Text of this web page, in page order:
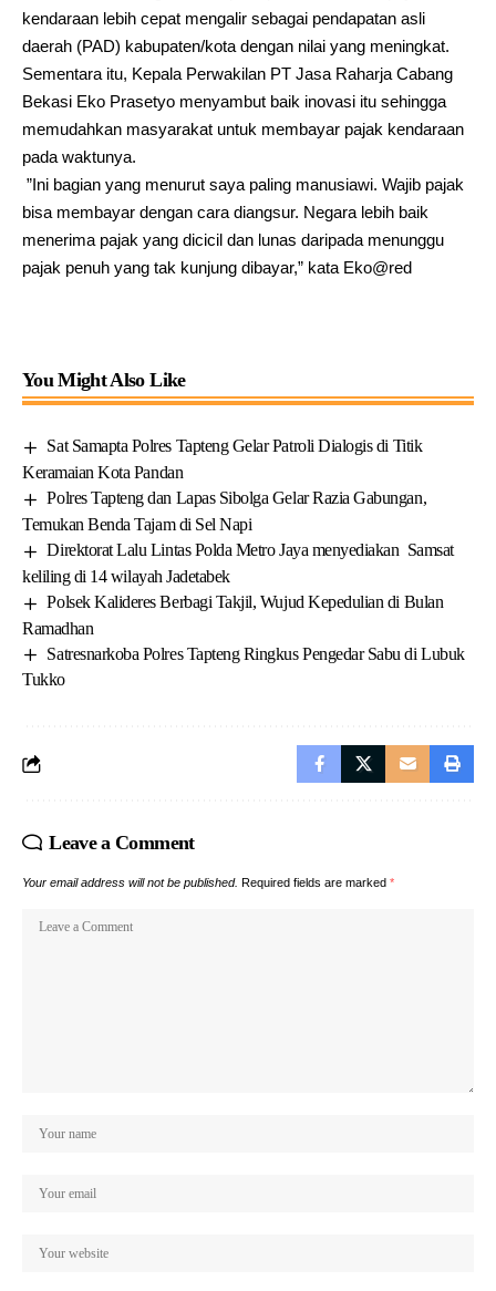
kendaraan lebih cepat mengalir sebagai pendapatan asli
daerah (PAD) kabupaten/kota dengan nilai yang meningkat.
Sementara itu, Kepala Perwakilan PT Jasa Raharja Cabang
Bekasi Eko Prasetyo menyambut baik inovasi itu sehingga
memudahkan masyarakat untuk membayar pajak kendaraan
pada waktunya.
”Ini bagian yang menurut saya paling manusiawi. Wajib pajak
bisa membayar dengan cara diangsur. Negara lebih baik
menerima pajak yang dicicil dan lunas daripada menunggu
pajak penuh yang tak kunjung dibayar,” kata Eko@red
You Might Also Like
Sat Samapta Polres Tapteng Gelar Patroli Dialogis di Titik
Keramaian Kota Pandan
Polres Tapteng dan Lapas Sibolga Gelar Razia Gabungan,
Temukan Benda Tajam di Sel Napi
Direktorat Lalu Lintas Polda Metro Jaya menyediakan Samsat
keliling di 14 wilayah Jadetabek
Polsek Kalideres Berbagi Takjil, Wujud Kepedulian di Bulan
Ramadhan
Satresnarkoba Polres Tapteng Ringkus Pengedar Sabu di Lubuk
Tukko
Leave a Comment
Your email address will not be published. Required fields are marked *